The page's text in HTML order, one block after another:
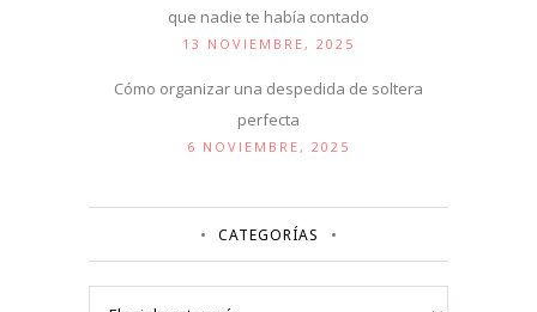
que nadie te había contado
13 NOVIEMBRE, 2025
Cómo organizar una despedida de soltera
perfecta
6 NOVIEMBRE, 2025
CATEGORÍAS